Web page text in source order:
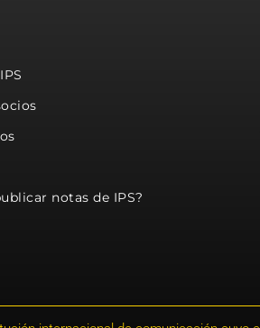
notas de IPS?